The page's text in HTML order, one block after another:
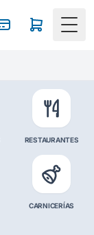
RESTAURANTES
CARNICERÍAS